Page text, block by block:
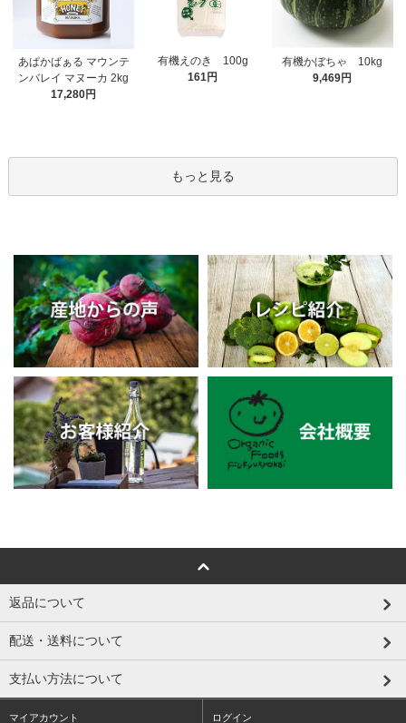
あぱかばぁる マウンテ
ンバレイ マヌーカ 2kg
17,280円
有機えのき 100g
161円
有機かぼちゃ 10kg
9,469円
もっと見る
返品について
配送・送料について
支払い方法について
マイアカウント ログイン